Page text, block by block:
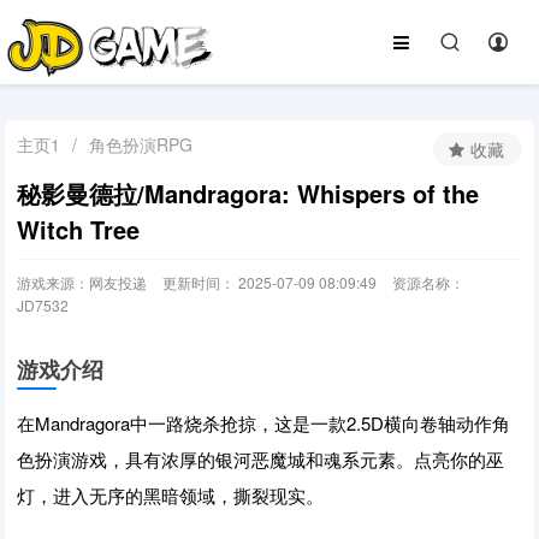
主页1 / 角色扮演RPG
秘影曼德拉/Mandragora: Whispers of the
Witch Tree
游戏来源：网友投递 更新时间： 2025-07-09 08:09:49
资源名称：
JD7532
收藏
游戏介绍
在Mandragora中一路烧杀抢掠，这是一款2.5D横向卷轴动作角
色扮演游戏，具有浓厚的银河恶魔城和魂系元素。点亮你的巫
灯，进入无序的黑暗领域，撕裂现实。